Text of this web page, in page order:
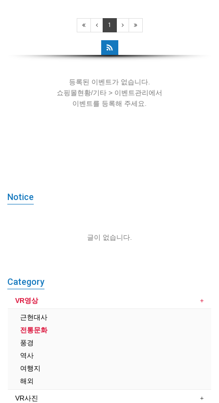
1
등록된 이벤트가 없습니다.
쇼핑몰현황/기타 > 이벤트관리에서
이벤트를 등록해 주세요.
등록된 이벤트가 없습니다.
쇼핑몰현황/기타 > 이벤트관리에서
이벤트를 등록해 주세요.
Notice
글이 없습니다.
Category
VR영상
근현대사
전통문화
풍경
역사
여행지
해외
VR사진